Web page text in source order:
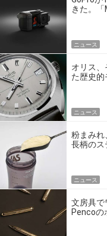
きた。
ニュース
オリス
た歴史
ニュース
粉まみれ
長柄のス
ニュース
文房具で
Pencoの